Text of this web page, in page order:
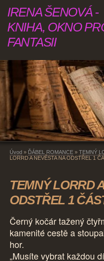
IRENA ŠENOVÁ -
KNIHA, OKNO
FANTASII
Úvod » ĎÁBEL ROMANCE » TEMNÝ
LORRD A NEVĚSTA NA ODSTŘEL 1
TEMNÝ LORRD
ODSTŘEL 1
Černý kočár tažený
kamenité cestě a
hor.
„Musíte vybrat každou